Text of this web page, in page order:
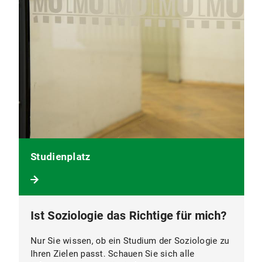
Ist Soziologie das Richtige für mich?
Nur Sie wissen, ob ein Studium der Soziologie zu
Ihren Zielen passt. Schauen Sie sich alle
Studienplatz